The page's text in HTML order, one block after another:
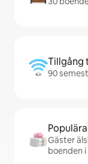
Tillgång
90
Gäster
boenden